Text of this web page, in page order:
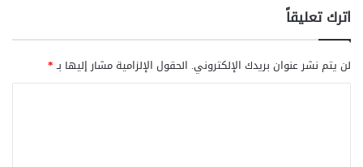
اترك تعليقاً
لن يتم نشر عنوان بريدك الإلكتروني. الحقول الإلزامية مشار إليها بـ*